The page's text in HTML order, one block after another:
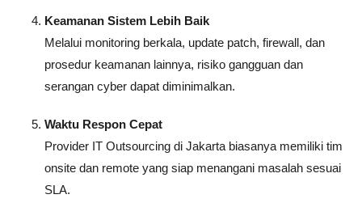
Keamanan Sistem Lebih Baik
Melalui monitoring berkala, update patch, firewall, dan
prosedur keamanan lainnya, risiko gangguan dan
serangan cyber dapat diminimalkan.
Waktu Respon Cepat
Provider IT Outsourcing di Jakarta biasanya memiliki tim
onsite dan remote yang siap menangani masalah sesuai
SLA.